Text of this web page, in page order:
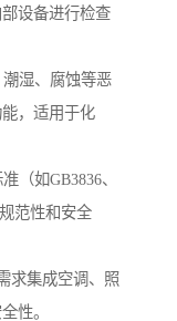
设备进行检查
湿、腐蚀等恶
，适用于化
（如GB3836、
范性和安全
求集成空调、照
性。